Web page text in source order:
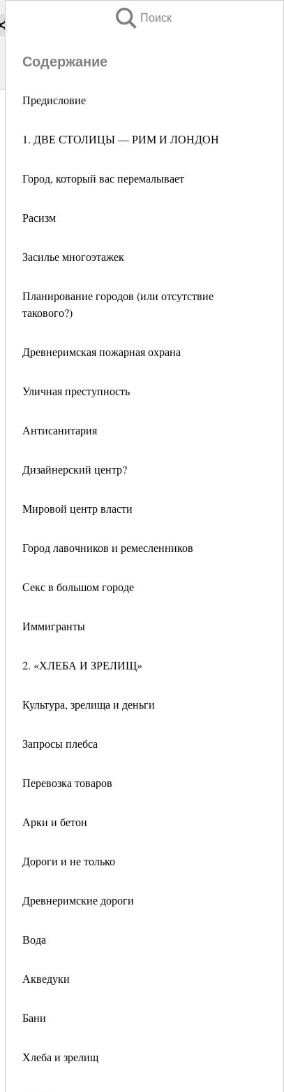
Поиск
Содержание
Предисловие
1. ДВЕ СТОЛИЦЫ — РИМ И ЛОНДОН
Город, который вас перемалывает
Расизм
Засилье многоэтажек
Планирование городов (или отсутствие
такового?)
Древнеримская пожарная охрана
Уличная преступность
Антисанитария
Дизайнерский центр?
Мировой центр власти
Город лавочников и ремесленников
Секс в большом городе
Иммигранты
2. «ХЛЕБА И ЗРЕЛИЩ»
Культура, зрелища и деньги
Запросы плебса
Перевозка товаров
Арки и бетон
Дороги и не только
Древнеримские дороги
Вода
Акведуки
Бани
Хлеба и зрелищ